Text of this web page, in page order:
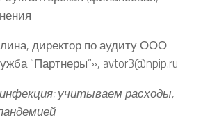
директор по аудиту ООО
“Партнеры”», avtor3@npip.ru
учитываем расходы,